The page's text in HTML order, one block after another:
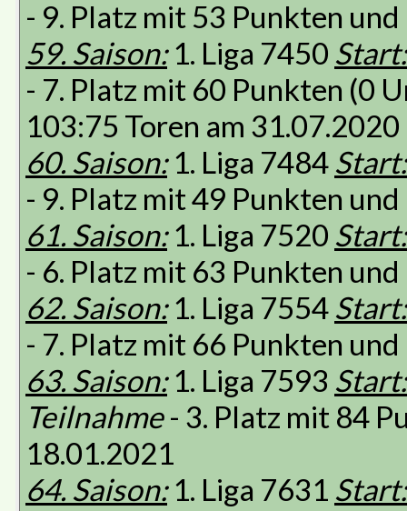
- 9. Platz mit 53 Punkten
59. Saison:1. Liga 7450 Start:
- 7. Platz mit 60 Punkten (0
103:75 Toren am 31.07.2020
60. Saison:1. Liga 7484 Start:
- 9. Platz mit 49 Punkten
61. Saison:1. Liga 7520 Start:
- 6. Platz mit 63 Punkten
62. Saison:1. Liga 7554 Start:
- 7. Platz mit 66 Punkten
63. Saison:1. Liga 7593 Start:
Teilnahme- 3. Platz mit 84
18.01.2021
64. Saison:1. Liga 7631 Start: